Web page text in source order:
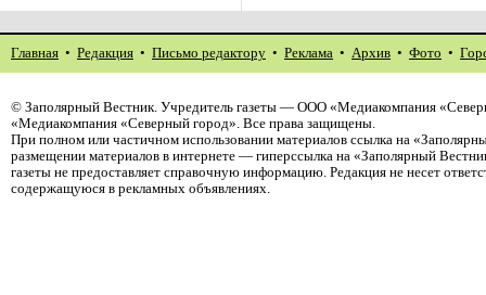
Главная • Редакция • Письмо редактору • Реклама • Архив • Фото •
© Заполярный Вестник. Учредитель газеты — ООО «Медиакомпания
«Медиакомпания «Северный город». Все права защищены.
При полном или частичном использовании материалов ссылка на
размещении материалов в интернете — гиперссылка на «Заполярный
газеты не предоставляет справочную информацию. Редакция не несет
содержащуюся в рекламных объявлениях.